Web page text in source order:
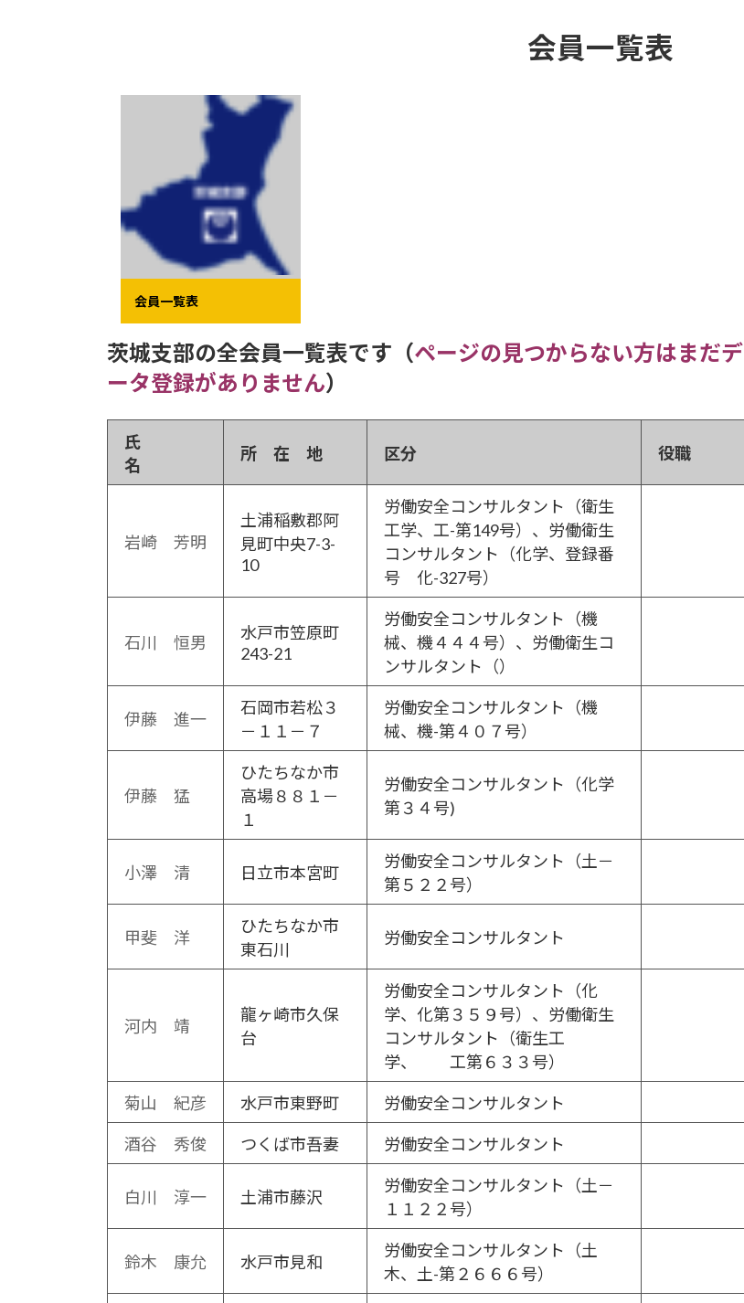
会員一覧表
会員一覧表
茨城支部の全会員一覧表です（ページの見つからない方はまだデ
ータ登録がありません）
氏
名
所 在 地 区分 役職
岩崎 芳明
土浦稲敷郡阿
見町中央7-3-
10
労働安全コンサルタント（衛生
工学、工-第149号）、労働衛生
コンサルタント（化学、登録番
号 化-327号）
石川 恒男
水戸市笠原町
243-21
労働安全コンサルタント（機
械、機４４４号）、労働衛生コ
ンサルタント（）
伊藤 進一
石岡市若松３
－１１－７
労働安全コンサルタント（機
械、機-第４０７号）
伊藤 猛
ひたちなか市
高場８８１－
１
労働安全コンサルタント（化学
第３４号)
小澤 清 日立市本宮町
労働安全コンサルタント（土－
第５２２号）
甲斐 洋
ひたちなか市
東石川
労働安全コンサルタント
河内 靖
龍ヶ崎市久保
台
労働安全コンサルタント（化
学、化第３５９号）、労働衛生
コンサルタント（衛生工
学、 工第６３３号）
菊山 紀彦 水戸市東野町 労働安全コンサルタント
酒谷 秀俊 つくば市吾妻 労働安全コンサルタント
白川 淳一 土浦市藤沢
労働安全コンサルタント（土－
１１２２号）
鈴木 康允 水戸市見和
労働安全コンサルタント（土
木、土-第２６６６号）